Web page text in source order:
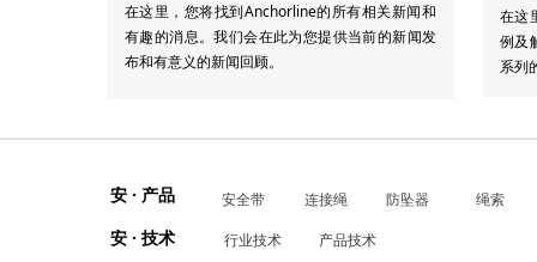
在这里，您将找到Anchorline的所有相关新闻和
有趣的消息。我们会在此为您提供当前的新闻发
布和有意义的新闻回顾。
在这
例及
系列
安全带 连接绳 防坠器 绳索
安 · 产品
安 · 技术
行业技术 产品技术